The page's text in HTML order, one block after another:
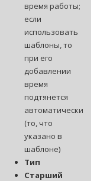
время работы;
если
использовать
шаблоны, то
при его
добавлении
время
подтянется
автоматически
(то, что
указано в
шаблоне)
Тип
Старший